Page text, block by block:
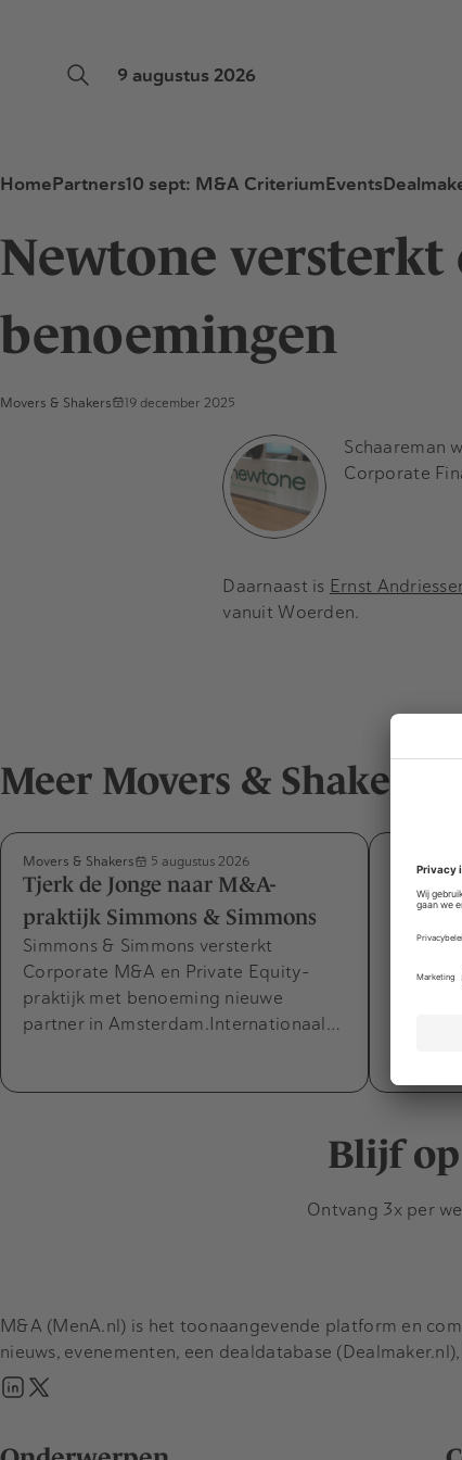
9 augustus 2026
HomePartners10 sept: M&A CriteriumEvents
Newtone
benoemingen
Movers & Shakers 19 december 2025
Schaareman
Corporate
Daarnaast is Ernst
vanuit Woerden.
Meer Movers & Shakers
Movers & Shakers 5 augustus 2026
Tjerk de Jonge naar M&A-
praktijk Simmons & Simmons
Simmons & Simmons versterkt
Corporate M&A en Private Equity-
praktijk met benoeming nieuwe
partner in Amsterdam.Internationaal…
Movers &
CFO
per 1
Blijf
Ontvang 3x per
M&A (MenA.nl) is het toonaangevende platform en
nieuws, evenementen, een dealdatabase